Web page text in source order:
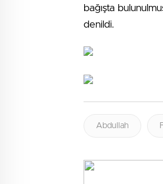
bağışta
denildi.
Abdullah